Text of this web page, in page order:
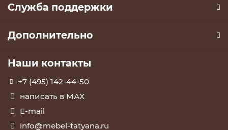
Служба поддержки
Дополнительно
Наши контакты
+7 (495) 142-44-50
написать в МАХ
E-mail
info@mebel-tatyana.ru